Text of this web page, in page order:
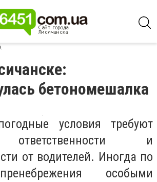
бетономешалка
условия требуют
и
от водителей. Иногда по
особыми